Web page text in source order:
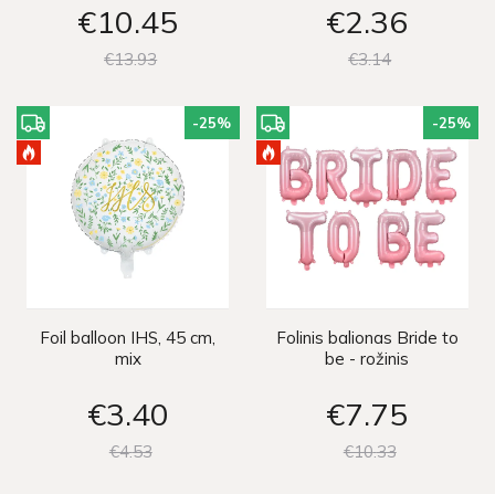
€10 45
€1393
€2 36
€314
-25%
Foil balloon IHS, 45 cm,
mix
€3 40
€453
-25%
Folinis balionas Bride to
be - rožinis
€7 75
€1033